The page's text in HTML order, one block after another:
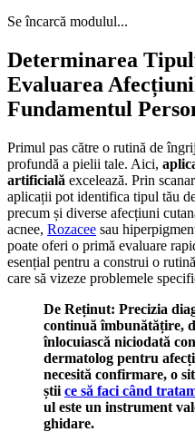
Se încarcă modulul...
Determinarea
Evaluarea
Fundamentul
Primul pas către o rutină de
profundă a pielii tale. Aici,
artificială excelează. Prin
aplicații pot identifica tipul tău
precum și diverse afecțiuni
acnee, Rozacee sau
poate oferi o primă evaluare
esențial pentru a construi o
care să vizeze problemele
De Reținut: Precizia
continuă îmbunătățire,
înlocuiască niciodată
dermatolog pentru
necesită confirmare, o
știi ce să faci când
ul este un instrument
ghidare.